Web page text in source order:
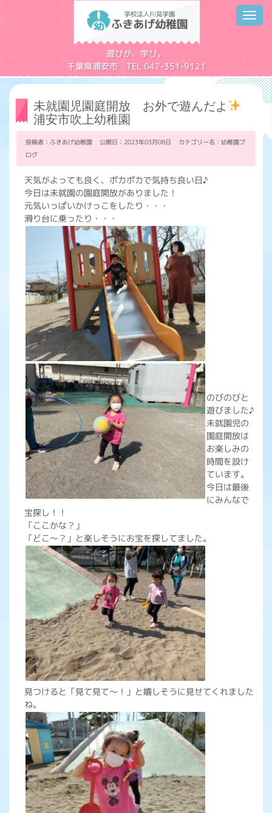
遊びが、学び。
千葉県浦安市 TEL 047-351-9121
未就園児園庭開放 お外で遊んだよ
浦安市吹上幼稚園
投稿者：ふきあげ幼稚園 公開日：2023年03月08日 カテゴリー名： 幼稚園ブ
ログ
天気がよっても良く、ポカポカで気持ち良い日♪
今日は未就園の園庭開放がありました！
元気いっぱいかけっこをしたり・・・
滑り台に乗ったり・・・
のびのびと
遊びました♪
未就園児の
園庭開放は
お楽しみの
時間を設け
ています。
今日は最後
にみんなで
宝探し！！
「ここかな？」
「どこ～？」と楽しそうにお宝を探してました。
見つけると「見て見て～！」と嬉しそうに見せてくれました
ね。